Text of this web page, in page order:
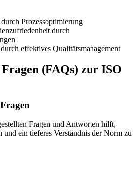
Prozessoptimierung
durch
effektives Qualitätsmanagement
(FAQs) zur ISO
Fragen und Antworten hilft,
und ein tieferes Verständnis der Norm zu